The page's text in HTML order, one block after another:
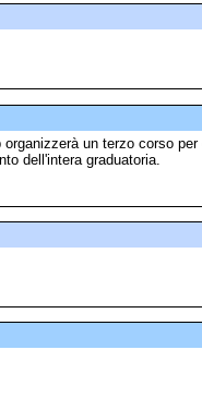
un terzo corso per
dell'intera graduatoria.